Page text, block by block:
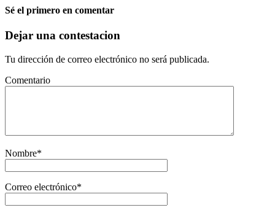
Sé el primero en comentar
Dejar una contestacion
Tu dirección de correo electrónico no será publicada.
Comentario
Nombre*
Correo electrónico*